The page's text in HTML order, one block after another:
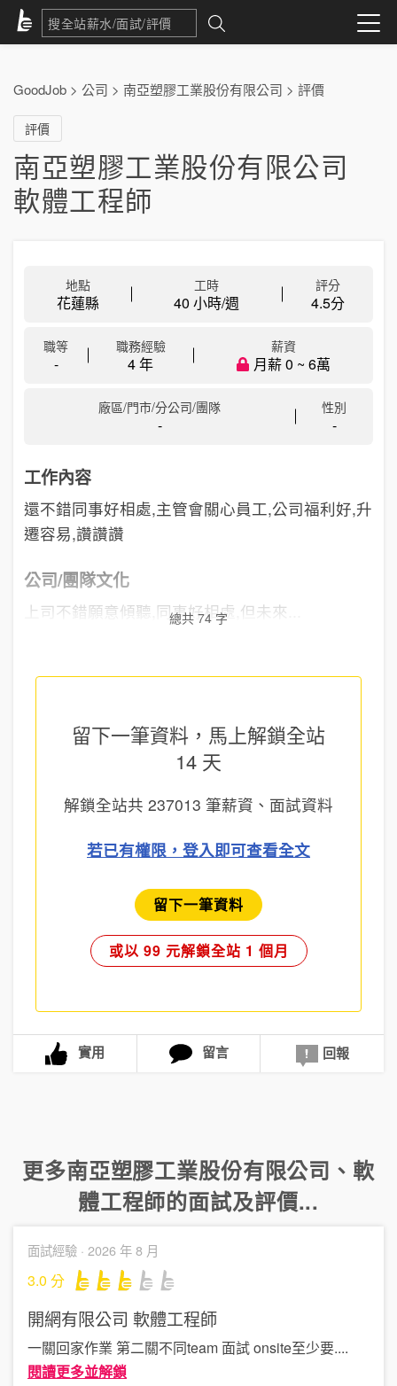
GoodJob > 公司 > 南亞塑膠工業股份有限公司 > 評價
評價
南亞塑膠工業股份有限公司
軟體工程師
地點
花蓮縣
工時
40 小時/週
評分
4.5分
職等
-
職務經驗
4 年
薪資
月薪 0 ~ 6萬
廠區/門市/分公司/團隊
-
性別
-
工作內容
還不錯同事好相處,主管會關心員工,公司福利好,升
遷容易,讚讚讚
公司/團隊文化
上司不錯願意傾聽,同事好相處,但未來...
總共 74 字
留下一筆資料，馬上解鎖全站
14 天
解鎖全站共 237013 筆薪資、面試資料
若已有權限，登入即可查看全文
留下一筆資料
或以 99 元解鎖全站 1 個月
實用 留言 回報
更多南亞塑膠工業股份有限公司 、 軟
體工程師的面試及評價...
面試經驗 · 2026 年 8 月
3.0 分
開網有限公司 軟體工程師
一關回家作業 第二關不同team 面試 onsite至少要....
閱讀更多並解鎖